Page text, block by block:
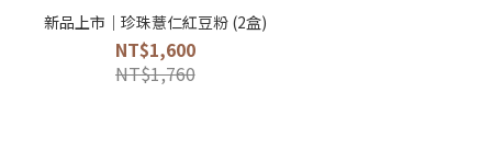
新品上市｜珍珠薏仁紅豆粉 (2盒)
NT$1,600
NT$1,760